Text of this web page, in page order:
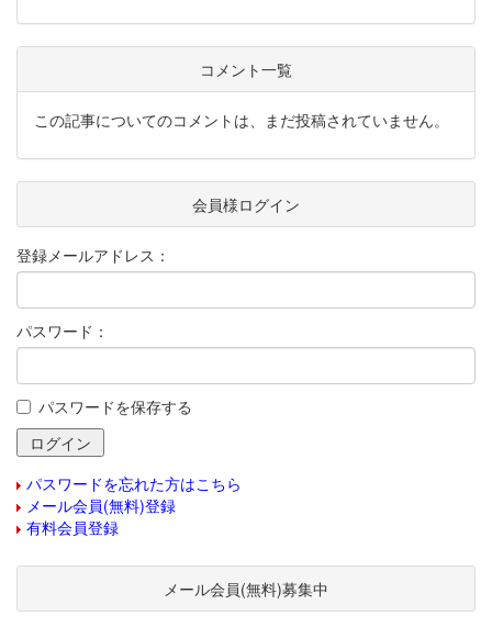
コメント一覧
この記事についてのコメントは、まだ投稿されていません。
会員様ログイン
登録メールアドレス：
パスワード：
パスワードを保存する
パスワードを忘れた方はこちら
メール会員(無料)登録
有料会員登録
メール会員(無料)募集中